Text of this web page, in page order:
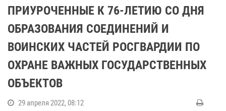
ПРИУРОЧЕННЫЕ К 76-ЛЕТИЮ СО ДНЯ
ОБРАЗОВАНИЯ СОЕДИНЕНИЙ И
ВОИНСКИХ ЧАСТЕЙ РОСГВАРДИИ ПО
ОХРАНЕ ВАЖНЫХ ГОСУДАРСТВЕННЫХ
ОБЪЕКТОВ
29 апреля 2022, 08:12